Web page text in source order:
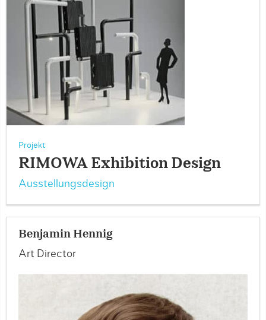
Projekt
RIMOWA Exhibition Design
Ausstellungsdesign
Benjamin Hennig
Art Director